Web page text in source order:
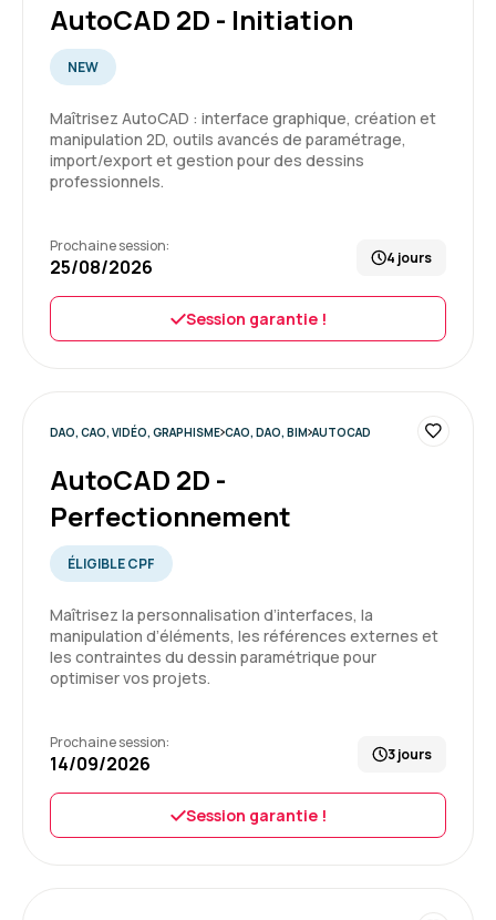
automatisation
Yannis K. Le 29/04/2026
espérer.
Enseignement de première pro, mais pas que,
cadrage, tips, conseils... un grand merci à lui.
AutoCAD 2D - Initiation
NEW
Maîtrisez AutoCAD : interface graphique, création et
manipulation 2D, outils avancés de paramétrage,
import/export et gestion pour des dessins
professionnels.
Prochaine session:
25/08/2026 4 jours
Session garantie !
DAO, CAO, VIDÉO, GRAPHISME CAO, DAO, BIM AUTOCAD
AutoCAD 2D -
Perfectionnement
ÉLIGIBLE CPF
Maîtrisez la personnalisation d’interfaces, la
manipulation d’éléments, les références externes et
les contraintes du dessin paramétrique pour
optimiser vos projets.
Prochaine session:
14/09/2026 3 jours
Session garantie !